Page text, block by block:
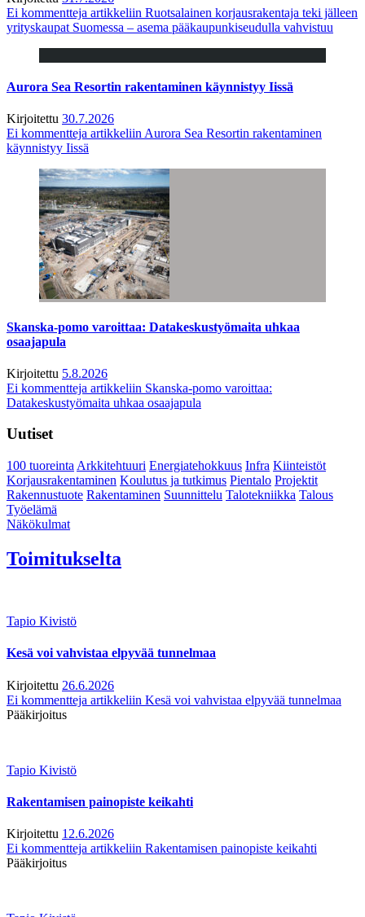
Ei kommentteja artikkeliin Ruotsalainen korjausrakentaja teki jälleen
yrityskaupat Suomessa – asema pääkaupunkiseudulla vahvistuu
Aurora Sea Resortin rakentaminen käynnistyy Iissä
Kirjoitettu 30.7.2026
Ei kommentteja artikkeliin Aurora Sea Resortin rakentaminen
käynnistyy Iissä
Skanska-pomo varoittaa: Datakeskustyömaita uhkaa
osaajapula
Kirjoitettu 5.8.2026
Ei kommentteja artikkeliin Skanska-pomo varoittaa:
Datakeskustyömaita uhkaa osaajapula
Uutiset
100 tuoreinta Arkkitehtuuri Energiatehokkuus Infra Kiinteistöt
Korjausrakentaminen Koulutus ja tutkimus Pientalo Projektit
Rakennustuote Rakentaminen Suunnittelu Talotekniikka Talous
Työelämä
Näkökulmat
Toimitukselta
Tapio Kivistö
Kesä voi vahvistaa elpyvää tunnelmaa
Kirjoitettu 26.6.2026
Ei kommentteja artikkeliin Kesä voi vahvistaa elpyvää tunnelmaa
Pääkirjoitus
Tapio Kivistö
Rakentamisen painopiste keikahti
Kirjoitettu 12.6.2026
Ei kommentteja artikkeliin Rakentamisen painopiste keikahti
Pääkirjoitus